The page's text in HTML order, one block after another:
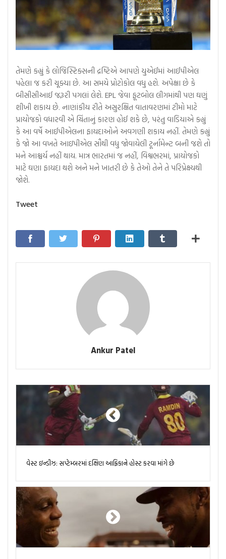
તેમણે કહ્યું કે લોજિસ્ટિક્સની દ્રષ્ટિએ આપણે યુએઈમાં આઈપીએલ
પહેલા જ કરી ચૂક્યા છે. આ સમયે પ્રોટોકોલ વધુ હશે. અપેક્ષા છે કે
બીસીસીઆઈ જરૂરી પગલાં લેશે. EPL જેવા ફૂટબોલ લીગમાંથી પણ ઘણું
શીખી શકાય છે. નાણાંકીય રીતે અસુરક્ષિત વાતાવરણમાં ટીમો માટે
પ્રાયોજકો વધારવી એ ચિંતાનું કારણ હોઈ શકે છે, પરંતુ વાડિયાએ કહ્યું
કે આ વર્ષે આઈપીએલના ફાયદાઓને અવગણી શકાય નહીં. તેમણે કહ્યું
કે જો આ વખતે આઇપીએલ સૌથી વધુ જોવાયેલી ટૂર્નામેન્ટ બની જશે તો
મને આશ્ચર્ય નહીં થાય. માત્ર ભારતમાં જ નહીં, વિશ્વભરમાં, પ્રાયોજકો
માટે ઘણા ફાયદા થશે અને મને ખાતરી છે કે તેઓ તેને તે પરિપ્રેક્ષ્યથી
જોશે.
Tweet
Ankur Patel
વેસ્ટ ઇન્ડીઝ: સપ્ટેમ્બરમાં દક્ષિણ આફ્રિકાને હોસ્ટ કરવા માંગે છે